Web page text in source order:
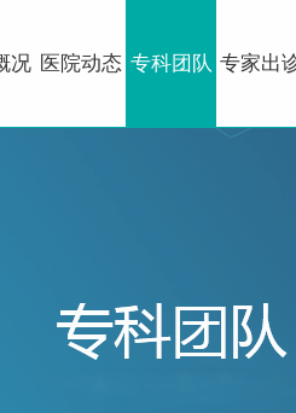
况 医院动态 专科团队 专家出